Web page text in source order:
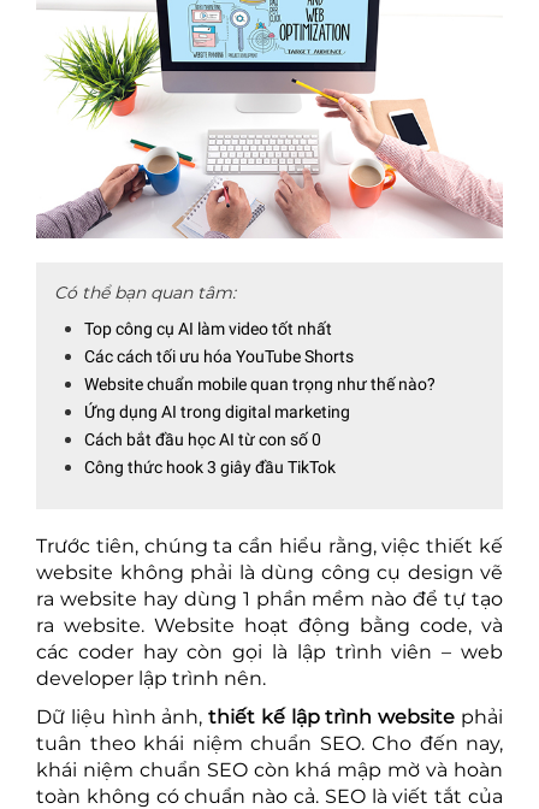
Có thể bạn quan tâm:
Top công cụ AI làm video tốt nhất
Các cách tối ưu hóa YouTube Shorts
Website chuẩn mobile quan trọng như thế nào?
Ứng dụng AI trong digital marketing
Cách bắt đầu học AI từ con số 0
Công thức hook 3 giây đầu TikTok
Trước tiên, chúng ta cần hiểu rằng, việc thiết kế
website không phải là dùng công cụ design vẽ
ra website hay dùng 1 phần mềm nào để tự tạo
ra website. Website hoạt động bằng code, và
các coder hay còn gọi là lập trình viên – web
developer lập trình nên.
Dữ liệu hình ảnh,thiết kế lập trình website phải
tuân theo khái niệm chuẩn SEO. Cho đến nay,
khái niệm chuẩn SEO còn khá mập mờ và hoàn
toàn không có chuẩn nào cả. SEO là viết tắt của